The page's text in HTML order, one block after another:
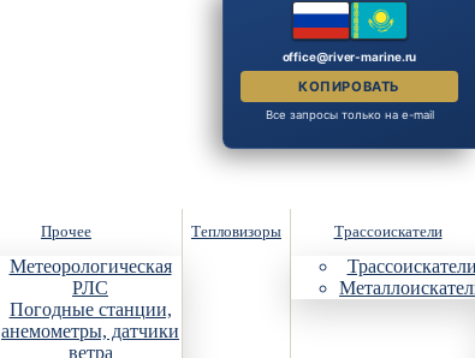
Прочее
Метеорологическая
РЛС
Погодные станции,
анемометры, датчики
ветра
Тепловизоры Трассоискатели
office@river-marine.ru
КОПИРОВАТЬ
Все запросы только на e-mail